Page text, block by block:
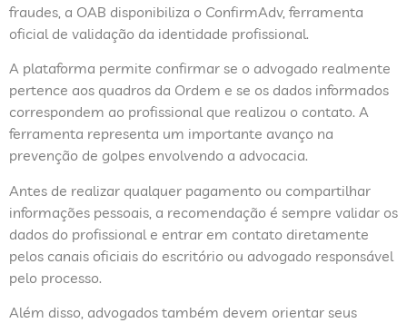
fraudes, a OAB disponibiliza o ConfirmAdv, ferramenta
oficial de validação da identidade profissional.
A plataforma permite confirmar se o advogado realmente
pertence aos quadros da Ordem e se os dados informados
correspondem ao profissional que realizou o contato. A
ferramenta representa um importante avanço na
prevenção de golpes envolvendo a advocacia.
Antes de realizar qualquer pagamento ou compartilhar
informações pessoais, a recomendação é sempre validar os
dados do profissional e entrar em contato diretamente
pelos canais oficiais do escritório ou advogado responsável
pelo processo.
Além disso, advogados também devem orientar seus